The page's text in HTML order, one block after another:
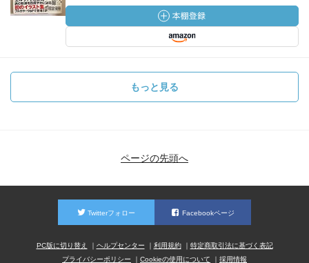
もっと見る
ページの先頭へ
Twitterフォロー Facebookページ
PC版に切り替え ヘルプセンター 利用規約
特定商取引法に基づく表記
プライバシーポリシー
Cookieの使用について 採用情報